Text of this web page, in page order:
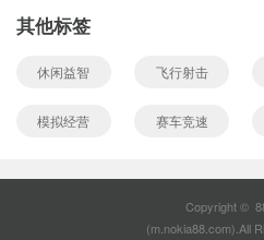
其他标签
休闲益智 飞行射击
模拟经营 赛车竞速
Copyright ©
(m.nokia88.com).All